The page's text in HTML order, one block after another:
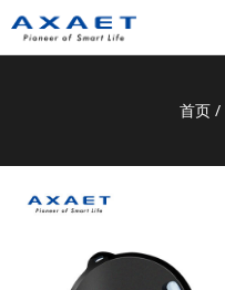
首页/